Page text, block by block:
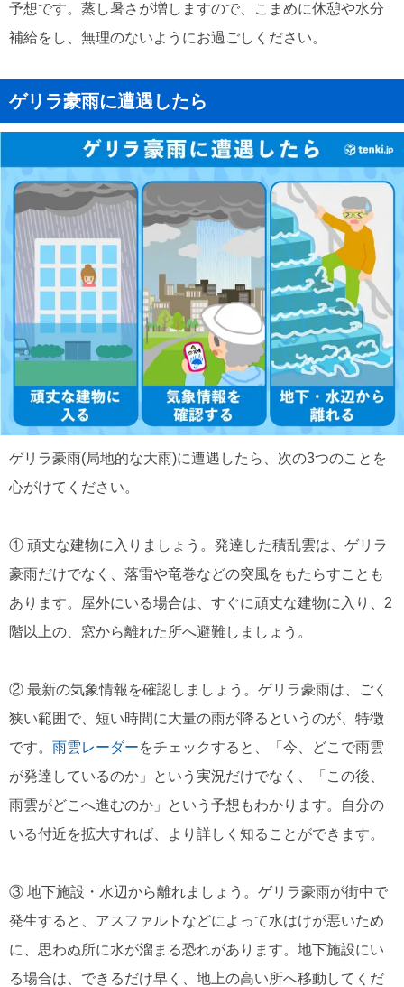
予想です。蒸し暑さが増しますので、こまめに休憩や水分
補給をし、無理のないようにお過ごしください。
ゲリラ豪雨に遭遇したら
ゲリラ豪雨(局地的な大雨)に遭遇したら、次の3つのことを
心がけてください。
① 頑丈な建物に入りましょう。発達した積乱雲は、ゲリラ
豪雨だけでなく、落雷や竜巻などの突風をもたらすことも
あります。屋外にいる場合は、すぐに頑丈な建物に入り、2
階以上の、窓から離れた所へ避難しましょう。
② 最新の気象情報を確認しましょう。ゲリラ豪雨は、ごく
狭い範囲で、短い時間に大量の雨が降るというのが、特徴
です。 雨雲レーダーをチェックすると、「今、どこで雨雲
が発達しているのか」という実況だけでなく、「この後、
雨雲がどこへ進むのか」という予想もわかります。自分の
いる付近を拡大すれば、より詳しく知ることができます。
③ 地下施設・水辺から離れましょう。ゲリラ豪雨が街中で
発生すると、アスファルトなどによって水はけが悪いため
に、思わぬ所に水が溜まる恐れがあります。地下施設にい
る場合は、できるだけ早く、地上の高い所へ移動してくだ